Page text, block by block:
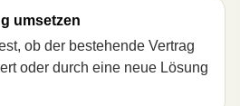
umsetzen
ob der bestehende Vertrag
oder durch eine neue Lösung